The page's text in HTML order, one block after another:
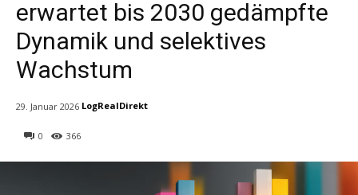
erwartet bis 2030 gedämpfte
Dynamik und selektives
Wachstum
0 366
29. Januar 2026 LogRealDirekt